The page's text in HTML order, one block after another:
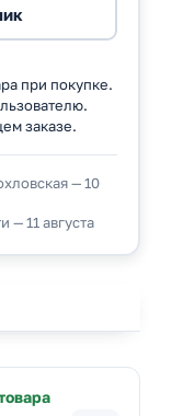
при покупке.
заказе.
— 10
— 11 августа